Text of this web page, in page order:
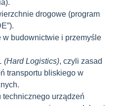
drogowe (program
w budownictwie i przemyśle
(Hard Logistics), czyli zasad
transportu bliskiego w
technicznego urządzeń